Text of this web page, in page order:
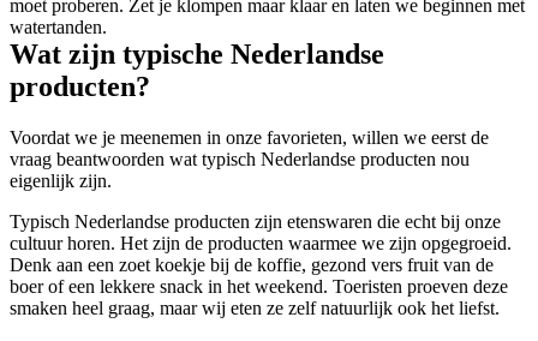
moet proberen. Zet je klompen maar klaar en laten we beginnen met
watertanden.
Wat zijn typische Nederlandse
producten?
Voordat we je meenemen in onze favorieten, willen we eerst de
vraag beantwoorden wat typisch Nederlandse producten nou
eigenlijk zijn.
Typisch Nederlandse producten zijn etenswaren die echt bij onze
cultuur horen. Het zijn de producten waarmee we zijn opgegroeid.
Denk aan een zoet koekje bij de koffie, gezond vers fruit van de
boer of een lekkere snack in het weekend. Toeristen proeven deze
smaken heel graag, maar wij eten ze zelf natuurlijk ook het liefst.